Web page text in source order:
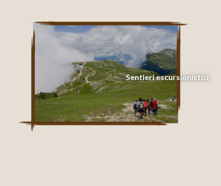
Sentieri escursionistici